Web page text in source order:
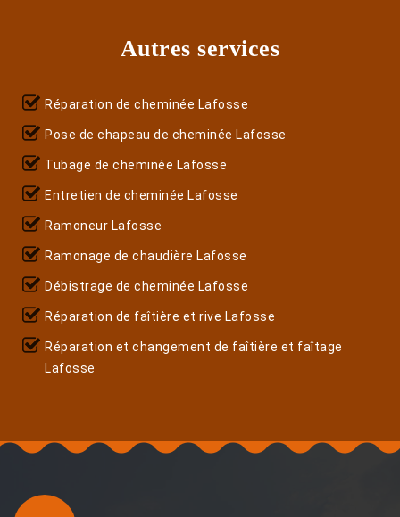
Autres services
Réparation de cheminée Lafosse
Pose de chapeau de cheminée Lafosse
Tubage de cheminée Lafosse
Entretien de cheminée Lafosse
Ramoneur Lafosse
Ramonage de chaudière Lafosse
Débistrage de cheminée Lafosse
Réparation de faîtière et rive Lafosse
Réparation et changement de faîtière et faîtage
Lafosse